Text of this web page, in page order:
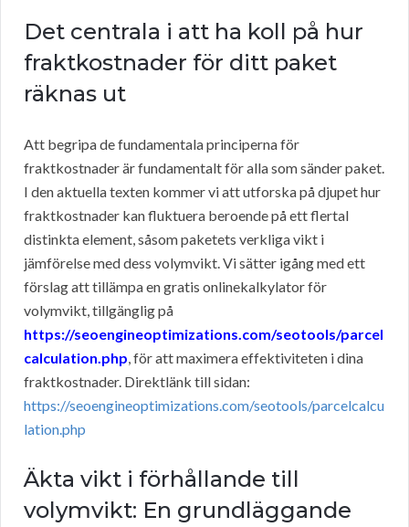
Det centrala i att ha koll på hur
fraktkostnader för ditt paket
räknas ut
Att begripa de fundamentala principerna för
fraktkostnader är fundamentalt för alla som sänder paket.
I den aktuella texten kommer vi att utforska på djupet hur
fraktkostnader kan fluktuera beroende på ett flertal
distinkta element, såsom paketets verkliga vikt i
jämförelse med dess volymvikt. Vi sätter igång med ett
förslag att tillämpa en gratis onlinekalkylator för
volymvikt, tillgänglig på
https://seoengineoptimizations.com/seotools/parcel
calculation.php, för att maximera effektiviteten i dina
fraktkostnader. Direktlänk till sidan:
https://seoengineoptimizations.com/seotools/parcelcalcu
lation.php
Äkta vikt i förhållande till
volymvikt: En grundläggande